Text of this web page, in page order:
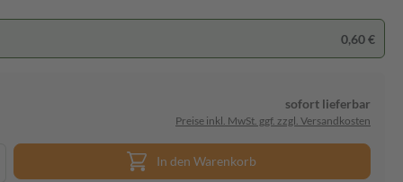
0,60 €
sofort lieferbar
Preise inkl. MwSt. ggf. zzgl. Versandkosten
In den Warenkorb